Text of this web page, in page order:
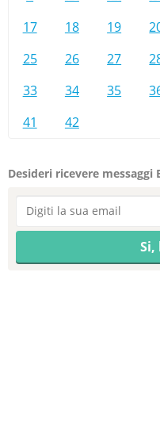
17
18 19
25
26 27
33
34 35
41
42
Desideri ricevere messaggi